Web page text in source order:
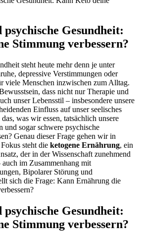
Gesundheit:
Stimmung verbessern?
steht heute mehr denn je unter
depressive Verstimmungen oder
viele Menschen inzwischen zum Alltag.
dass nicht nur Therapie und
unser Lebensstil – insbesondere unsere
Einfluss auf unser seelisches
was wir essen, tatsächlich unsere
und sogar schwere psychische
Genau dieser Frage gehen wir in
steht die ketogene Ernährung, ein
der in der Wissenschaft zunehmend
im Zusammenhang mit
Bipolarer Störung und
sich die Frage: Kann Ernährung die
Gesundheit:
Stimmung verbessern?